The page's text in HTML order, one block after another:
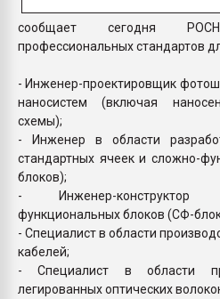
сообщает сегодня
профессиональных стандартов
- Инженер-проектировщик
наносистем (включая
схемы);
- Инженер в области
стандартных ячеек и сложно-
блоков);
- Инженер-конструктор
функциональных блоков (СФ-
- Специалист в области
кабелей;
- Специалист в области
легированных оптических